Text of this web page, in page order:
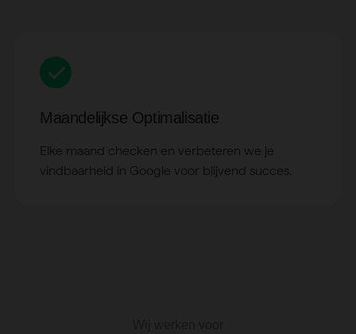
Maandelijkse Optimalisatie
Elke maand checken en verbeteren we je
vindbaarheid in Google voor blijvend succes.